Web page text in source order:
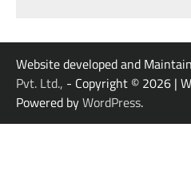
Website developed and
Pvt. Ltd., - Copyright © 2026 |
Powered byWordPress.